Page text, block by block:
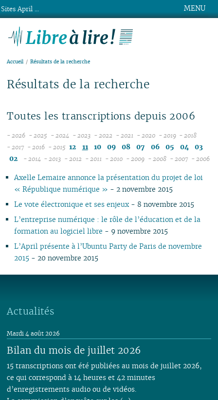
MENU
Accueil Résultats de la recherche
Résultats de la recherche
Toutes les transcriptions depuis 2006
- 2026
05
04
03
- 2025
09
08
07
03
02
- 2024
12
09
08
07
03
02
- 2023
12
09
08
07
03
02
- 2022
12
09
08
07
03
- 2021
12
09
08
07
03
- 2020
12
11
09
08
07
04
03
- 2019
12
09
07
03
- 2018
12
09
03
- 2017
10
09
08
04
03
- 2016
10
09
08
04
03
- 2015 12 11 10 09 08 07 06 05 04
03
02
- 2014
11
10
09
04
03
- 2013
10
09
08
- 2012
11
09
08
06
03
01
- 2011
11
10
09
06
05
- 2010
11
10
09
05
- 2009 - 2008
11
10
06
- 2007 - 2006
Axelle Lemaire annonce la présentation du projet de loi
« République numérique » - 2 novembre 2015
Le vote électronique et ses enjeux- 8 novembre 2015
L’entreprise numérique : le rôle de l’éducation et de la
formation au logiciel libre - 9 novembre 2015
L’April présente à l’Ubuntu Party de Paris de novembre
2015- 20 novembre 2015
Actualités
Bilan du mois de juillet 2026
Mardi 4 août 2026
15 transcriptions ont été publiées au mois de juillet 2026,
ce qui correspond à 14 heures et 42 minutes
d’enregistrements audio ou de vidéos.
Sites April ...